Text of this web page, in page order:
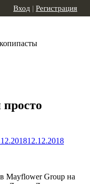
Вход | Регистрация
12.12.2018
Mayflower Group на